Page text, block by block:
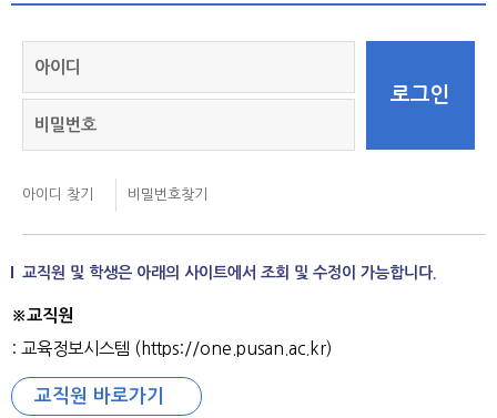
교직원 및 학생은 아래의 사이트에서 조회 및 수정이 가능합니다.
※교직원
: 교육정보시스템 (https://one.pusan.ac.kr)
교직원 바로가기